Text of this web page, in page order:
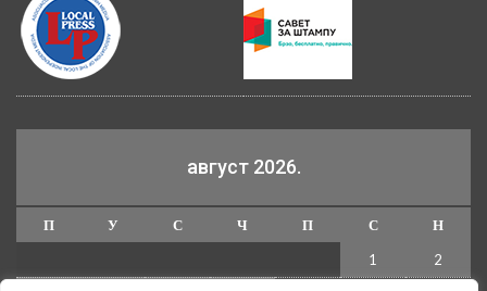
август 2026.
П У С Ч П С
Н
1
2